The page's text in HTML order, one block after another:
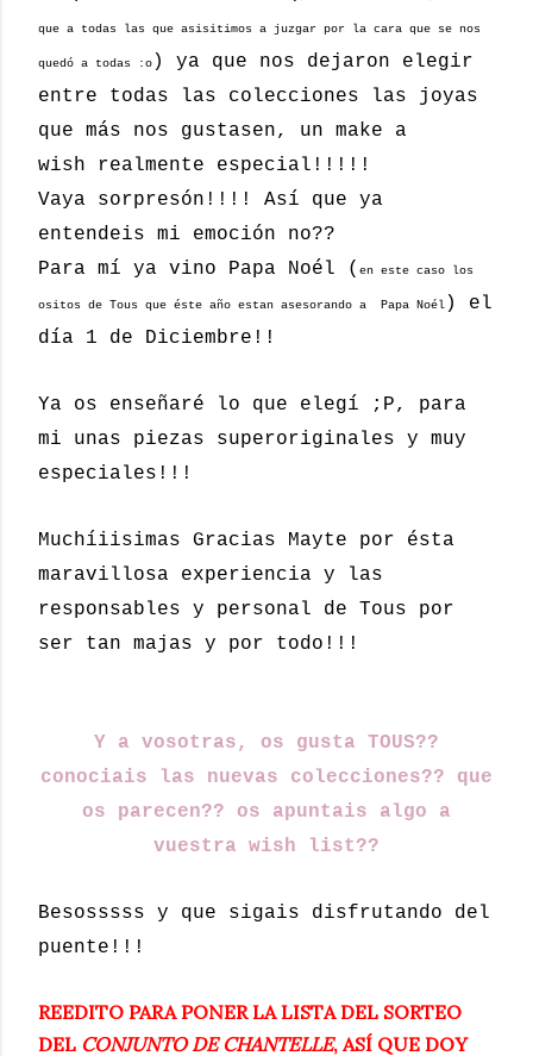
que a todas las que asisitimos a juzgar por la cara que se nos
quedó a todas :o ) ya que nos dejaron elegir
entre todas las colecciones las joyas
que más nos gustasen, un make a
wish realmente especial!!!!!
Vaya sorpresón!!!! Así que ya
entendeis mi emoción no??
Para mí ya vino Papa Noél ( en este caso los
ositos de Tous que éste año estan asesorando a Papa Noél ) el
día 1 de Diciembre!!
Ya os enseñaré lo que elegí ;P, para
mi unas piezas superoriginales y muy
especiales!!!
Muchíiisimas Gracias Mayte por ésta
maravillosa experiencia y las
responsables y personal de Tous por
ser tan majas y por todo!!!
Y a vosotras, os gusta TOUS??
conociais las nuevas colecciones?? que
os parecen?? os apuntais algo a
vuestra wish list??
Besosssss y que sigais disfrutando del
puente!!!
REEDITO PARA PONER LA LISTA DEL SORTEO
DEL CONJUNTO DE CHANTELLE, ASÍ QUE DOY